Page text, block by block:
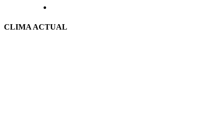
CLIMA ACTUAL